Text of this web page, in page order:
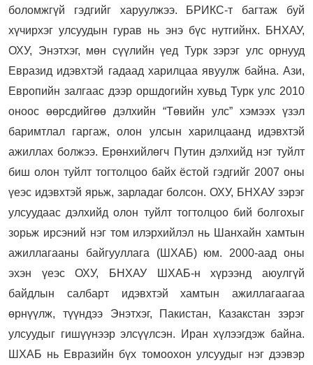
боломжгүй гэдгийг харуулжээ. БРИКС-т багтаж буй
хүчирхэг улсуудын гурав нь энэ бүс нутгийнх. БНХАУ,
ОХУ, Энэтхэг, мөн сүүлийн үед Турк зэрэг улс орнууд
Евразид идэвхтэй гадаад харилцаа явуулж байна. Ази,
Европийн залгаас дээр оршдогийн хувьд Турк улс 2010
оноос өөрсдийгөө дэлхийн “Төвийн улс” хэмээх үзэл
баримтлал гаргаж, олон улсын харилцаанд идэвхтэй
ажиллах болжээ. Ерөнхийлөгч Путин дэлхийд нэг туйлт
биш олон туйлт тогтолцоо байх ёстой гэдгийг 2007 оны
үеэс идэвхтэй ярьж, зарладаг болсон. ОХУ, БНХАУ зэрэг
улсуудаас дэлхийд олон туйлт тогтолцоо бий болгохыг
зорьж ирсэний нэг том илэрхийлэл нь Шанхайн хамтын
ажиллагааны байгууллага (ШХАБ) юм. 2000-аад оны
эхэн үеэс ОХУ, БНХАУ ШХАБ-н хүрээнд аюулгүй
байдлын салбарт идэвхтэй хамтын ажиллагаагаа
өрнүүлж, түүндээ Энэтхэг, Пакистан, Казакстан зэрэг
улсуудыг гишүүнээр элсүүлсэн. Иран хүлээгдэж байна.
ШХАБ нь Евразийн бүх томоохон улсуудыг нэг дээвэр